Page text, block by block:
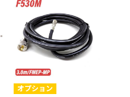
オプション